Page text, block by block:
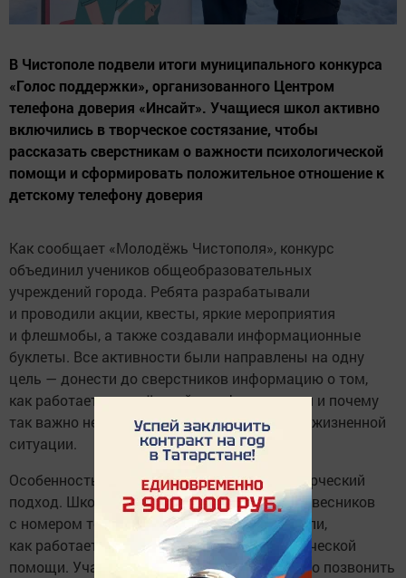
В Чистополе подвели итоги муниципального конкурса
«Голос поддержки», организованного Центром
телефона доверия «Инсайт». Учащиеся школ активно
включились в творческое состязание, чтобы
рассказать сверстникам о важности психологической
помощи и сформировать положительное отношение к
детскому телефону доверия
Как сообщает «Молодёжь Чистополя», конкурс
объединил учеников общеобразовательных
учреждений города. Ребята разрабатывали
и проводили акции, квесты, яркие мероприятия
и флешмобы, а также создавали информационные
буклеты. Все активности были направлены на одну
цель — донести до сверстников информацию о том,
как работает молодёжный телефон доверия и почему
так важно не оставаться одному в трудной жизненной
ситуации.
Особенностью конкурса стал акцент на творческий
подход. Школьники не просто знакомили ровесников
с номером телефона доверия, но и объясняли,
как работает служба экстренной психологической
помощи. Участники рассказывали о том, что позвонить